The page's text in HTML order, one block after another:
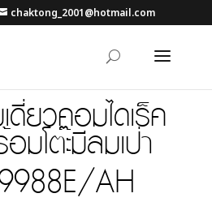
chaktong_2001@hotmail.com
ดี่ยวคอมไดเร็ค
โต๊ะมีลมเป่า
9988E/AH